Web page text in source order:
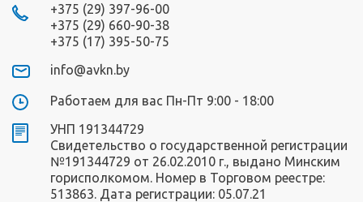
+375 (29) 397-96-00
+375 (29) 660-90-38
+375 (17) 395-50-75
info@avkn.by
Работаем для вас Пн-Пт 9:00 - 18:00
УНП 191344729
Свидетельство о государственной регистрации
№191344729 от 26.02.2010 г., выдано Минским
горисполкомом. Номер в Торговом реестре:
513863. Дата регистрации: 05.07.21